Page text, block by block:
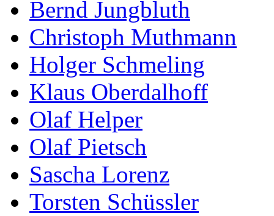
Bernd Jungbluth
Christoph Muthmann
Holger Schmeling
Klaus Oberdalhoff
Olaf Helper
Olaf Pietsch
Sascha Lorenz
Torsten Schüssler